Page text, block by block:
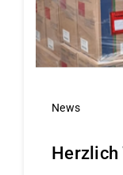
News